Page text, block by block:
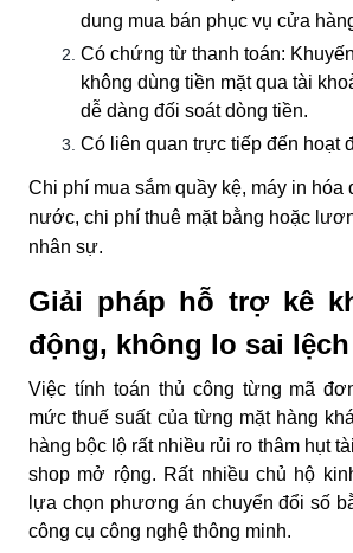
dung mua bán phục vụ cửa
Có chứng từ thanh toán:
không dùng tiền mặt qua tài
dễ dàng đối soát dòng tiền.
Có liên quan trực tiếp đến hoạt
Chi phí mua sắm quầy kệ, máy in hóa
nước, chi phí thuê mặt bằng hoặc
nhân sự.
Giải pháp hỗ trợ kê
động, không lo sai
Việc tính toán thủ công từng mã
mức thuế suất của từng mặt hàng
hàng bộc lộ rất nhiều rủi ro thâm hụt
shop mở rộng. Rất nhiều chủ hộ
lựa chọn phương án chuyển đổi số
công cụ công nghệ thông minh.